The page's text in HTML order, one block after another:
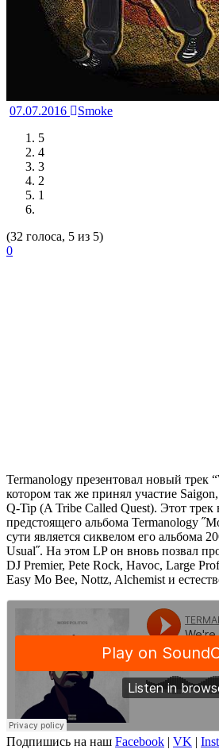
07.07.2016
Smoke
5
4
3
2
1
(32 голоса, 5 из 5)
0
Termanology презентовал новый трек
котором так же принял участие Saigon
Q-Tip (A Tribe Called Quest). Этот трек
предстоящего альбома Termanology
сути является сиквелом его альбома
Usual˝. На этом LP он вновь позвал
DJ Premier, Pete Rock, Havoc, Large
Easy Mo Bee, Nottz, Alchemist и
Подпишись на наш Facebook | VK |